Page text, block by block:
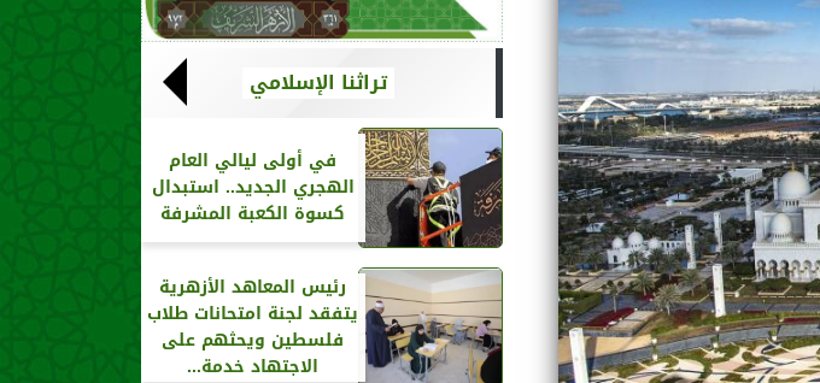
تراثنا الإسلامي
في أولى ليالي العام
الهجري الجديد.. استبدال
كسوة الكعبة المشرفة
رئيس المعاهد الأزهرية
يتفقد لجنة امتحانات طلاب
فلسطين ويحثهم على
الاجتهاد خدمة...